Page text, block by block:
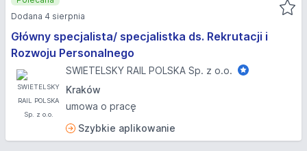
Główny specjalista/ specjalistka ds. Rekrutacji i
Rozwoju Personalnego
SWIETELSKY RAIL POLSKA Sp. z o.o.
Kraków
umowa o pracę
Szybkie aplikowanie
Dodana 4 sierpnia